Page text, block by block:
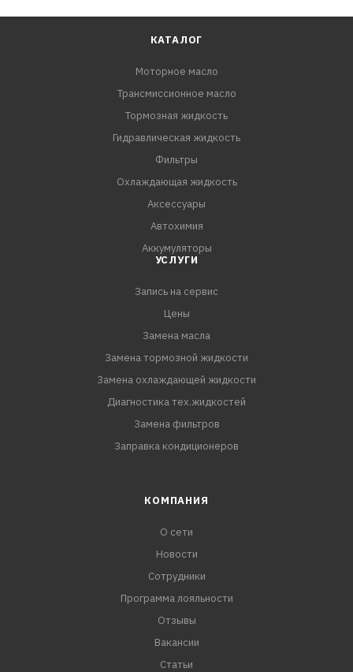
КАТАЛОГ
Моторное масло
Трансмиссионное масло
Тормозная жидкость
Гидравлическая жидкость
Фильтры
Охлаждающая жидкость
Аксессуары
Автохимия
Аккумуляторы
УСЛУГИ
Запись на сервис
Цены
Замена масла
Замена тормозной жидкости
Замена охлаждающей жидкости
Диагностика тех.жидкостей
Замена фильтров
Заправка кондиционеров
КОМПАНИЯ
О сети
Новости
Сотрудники
Программа лояльности
Отзывы
Вакансии
Статьи